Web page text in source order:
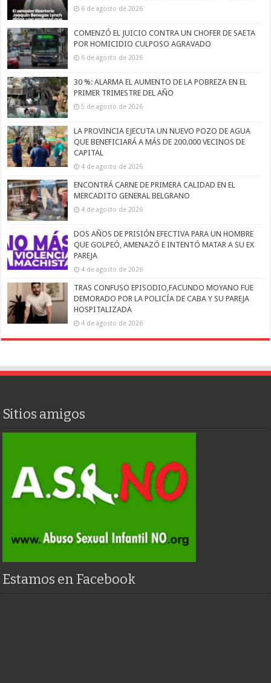
6 de agosto de 2026
COMENZÓ EL JUICIO CONTRA UN CHOFER DE SAETA
POR HOMICIDIO CULPOSO AGRAVADO
6 de agosto de 2026
30 %: ALARMA EL AUMENTO DE LA POBREZA EN EL
PRIMER TRIMESTRE DEL AÑO
5 de agosto de 2026
LA PROVINCIA EJECUTA UN NUEVO POZO DE AGUA
QUE BENEFICIARÁ A MÁS DE 200.000 VECINOS DE
CAPITAL
4 de agosto de 2026
ENCONTRÁ CARNE DE PRIMERA CALIDAD EN EL
MERCADITO GENERAL BELGRANO
4 de agosto de 2026
DOS AÑOS DE PRISIÓN EFECTIVA PARA UN HOMBRE
QUE GOLPEÓ, AMENAZÓ E INTENTÓ MATAR A SU EX
PAREJA
4 de agosto de 2026
TRAS CONFUSO EPISODIO,FACUNDO MOYANO FUE
DEMORADO POR LA POLICÍA DE CABA Y SU PAREJA
HOSPITALIZADA
4 de agosto de 2026
Sitios amigos
Estamos en Facebook